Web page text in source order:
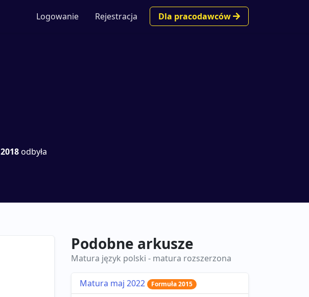
Logowanie Rejestracja Dla pracodawców
2018odbyła
Podobne arkusze
Matura język polski - matura rozszerzona
Matura maj 2022 Formuła 2015